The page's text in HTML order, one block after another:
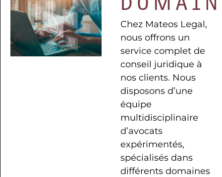
Chez Mateos Legal,
nous offrons un
service complet de
conseil juridique à
nos clients. Nous
disposons d’une
équipe
multidisciplinaire
d’avocats
expérimentés,
spécialisés dans
différents domaines